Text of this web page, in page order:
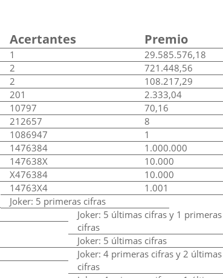
Acertantes Premio
1
29.585.576,18
2
721.448,56
2
108.217,29
201
2.333,04
10797
70,16
212657
8
1086947
1
1476384
1.000.000
147638X
10.000
X476384
10.000
14763X4
1.001
Joker: 5 primeras cifras
Joker: 5 últimas cifras y 1 primeras
cifras
Joker: 5 últimas cifras
Joker: 4 primeras cifras y 2 últimas
cifras